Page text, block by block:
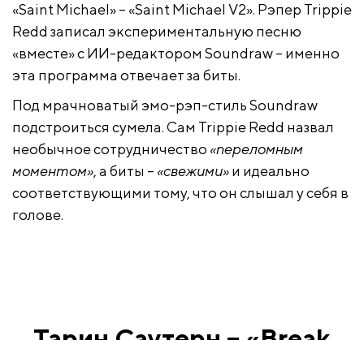
«Saint Michael» – «Saint Michael V2». Рэпер Trippie
Redd записал экспериментальную песню
«вместе» с ИИ-редактором Soundraw – именно
эта программа отвечает за биты.
Под мрачноватый эмо-рэп-стиль Soundraw
подстроиться сумела. Сам Trippie Redd назвал
необычное сотрудничество «переломным
моментом», а биты – «свежими»и идеально
соответствующими тому, что он слышал у себя в
голове.